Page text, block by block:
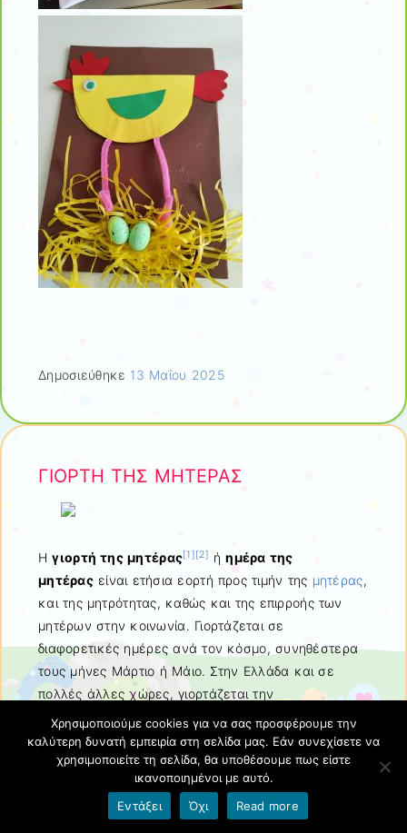
Δημοσιεύθηκε 13 Μαΐου 2025
ΓΙΟΡΤΗ ΤΗΣ ΜΗΤΕΡΑΣ
Ηγιορτή της μητέρας[1][2] ήημέρα της
μητέραςείναι ετήσια εορτή προς τιμήν της μητέρας,
και της μητρότητας, καθώς και της επιρροής των
μητέρων στην κοινωνία. Γιορτάζεται σε
διαφορετικές ημέρες ανά τον κόσμο, συνηθέστερα
τους μήνες Μάρτιο ή Μάιο. Στην Ελλάδα και σε
πολλές άλλες χώρες, γιορτάζεται την
δεύτερη Κυριακή τουΜαΐου
. Αυτή τη χρονιά είναι 11
Μαΐου 2025.
Χρησιμοποιούμε cookies για να σας προσφέρουμε την
καλύτερη δυνατή εμπειρία στη σελίδα μας. Εάν συνεχίσετε να
χρησιμοποιείτε τη σελίδα, θα υποθέσουμε πως είστε
ικανοποιημένοι με αυτό.
Εντάξει
Όχι Read more